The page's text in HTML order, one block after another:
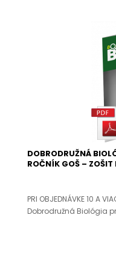
DOBRODRUŽNÁ
ROČNÍK GOŠ –
PRI OBJEDNÁVKE 10 A
Dobrodružná Biológia